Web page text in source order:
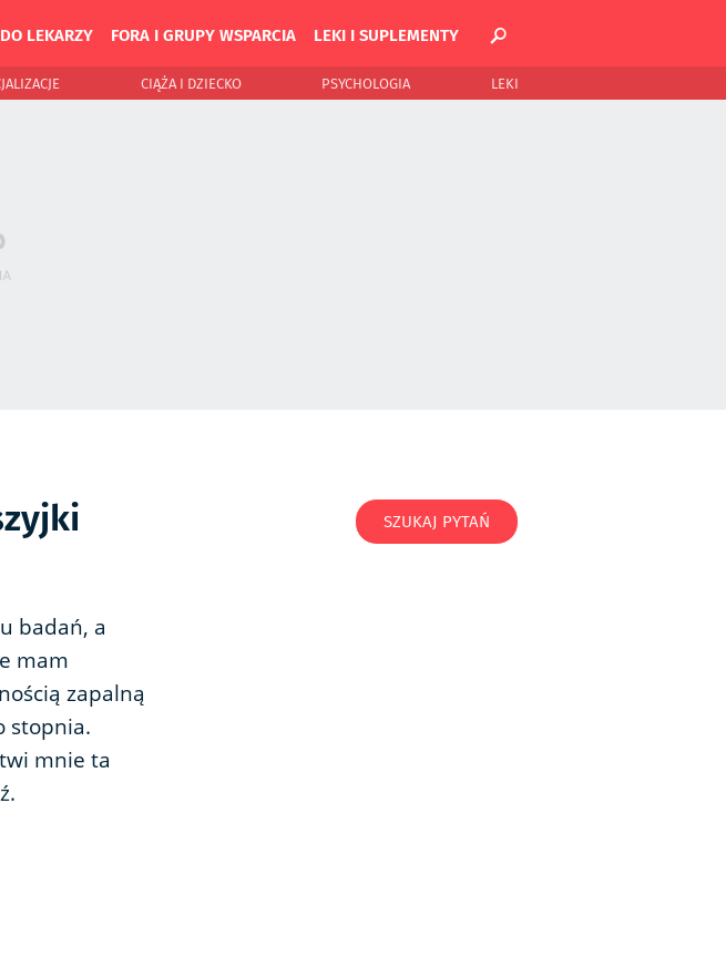
LEKARZY FORA I GRUPY WSPARCIA LEKI I SUPLEMENTY
CIĄŻA I DZIECKO PSYCHOLOGIA LEKI
badań, a
mam
zapalną
stopnia.
mnie ta
SZUKAJ PYTAŃ